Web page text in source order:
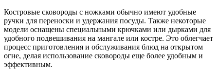
Костровые сковороды с ножками обычно имеют удобные
ручки для переноски и удержания посуды. Также некоторые
модели оснащены специальными крючками или дырками для
удобного подвешивания на мангале или костре. Это облегчает
процесс приготовления и обслуживания блюд на открытом
огне, делая использование сковороды еще более удобным и
эффективным.